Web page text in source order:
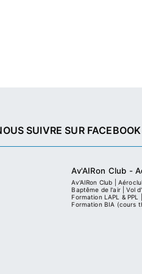
SUIVRE SUR FACEBOOK
Av'AIRon Club -
Av'AIRon Club |
Baptême de l'air | Vol
Formation LAPL & PPL
Formation BIA (cours